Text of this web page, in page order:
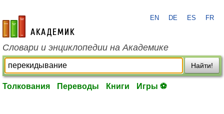
academic.ru
EN DE ES FR
Словари и энциклопедии на Академике
Найти!
Толкования Переводы Книги Игры ⚽